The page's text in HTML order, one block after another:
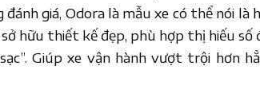
giá, Odora là mẫu xe có thể nói
hữu thiết kế đẹp, phù hợp thị hiếu số
Giúp xe vận hành vượt trội hơn